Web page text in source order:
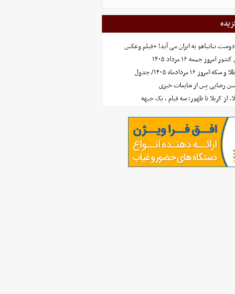
نتانیاهو به ایران می آید! +فیلم وعکس
جمعه ۱۶ مرداد ۱۴۰۵
۱۶ مردادماه ۱۴۰۵/ جدول
رضایی پس از شایعات خبری
از کربلا تا ظهور؛ سه قیام ، یک جبهه